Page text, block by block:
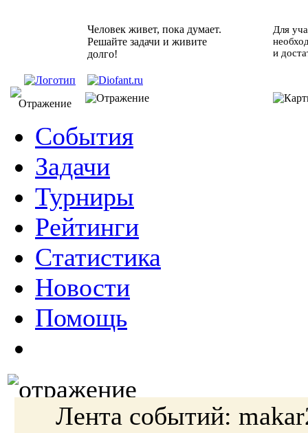
Человек живет, пока думает.
Решайте задачи и живите
долго!
Для
и
События
Задачи
Турниры
Рейтинги
Статистика
Новости
Помощь
Лента событий: